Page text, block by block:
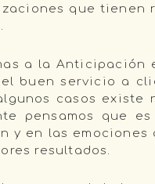
que
a la
buen servicio a
casos
pensamos que
y en las
resultados.